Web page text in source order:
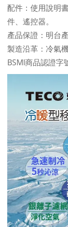
配件：使用說明
件、遙控器。
產品保證：明台
製造沿革：冷氣
BSMI商品認證字